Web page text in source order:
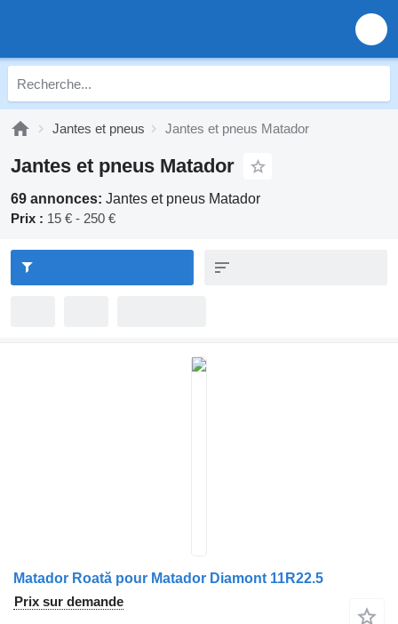
Jantes et pneus Jantes et pneus Matador
Jantes et pneus Matador
69 annonces: Jantes et pneus Matador
Prix : 15 € - 250 €
Matador Roată pour Matador Diamont 11R22.5
Prix sur demande